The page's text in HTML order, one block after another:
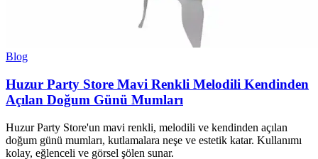
Blog
Huzur Party Store Mavi Renkli Melodili Kendinden
Açılan Doğum Günü Mumları
Huzur Party Store'un mavi renkli, melodili ve kendinden açılan
doğum günü mumları, kutlamalara neşe ve estetik katar. Kullanımı
kolay, eğlenceli ve görsel şölen sunar.